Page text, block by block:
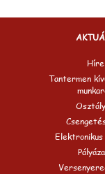
Tantermen